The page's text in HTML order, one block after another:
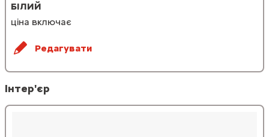
БІЛИЙ
ціна включає
Редагувати
Інтер'єр